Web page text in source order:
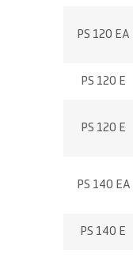
PS 120 EA
PS 120 E
PS 120 E
PS 140 EA
PS 140 E